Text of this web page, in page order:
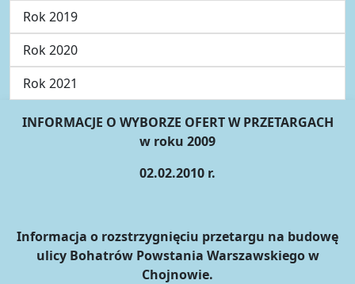
Rok 2019
Rok 2020
Rok 2021
INFORMACJE O WYBORZE OFERT W PRZETARGACH
w roku 2009
02.02.2010 r.
Informacja o rozstrzygnięciu przetargu na budowę
ulicy Bohatrów Powstania Warszawskiego w
Chojnowie.